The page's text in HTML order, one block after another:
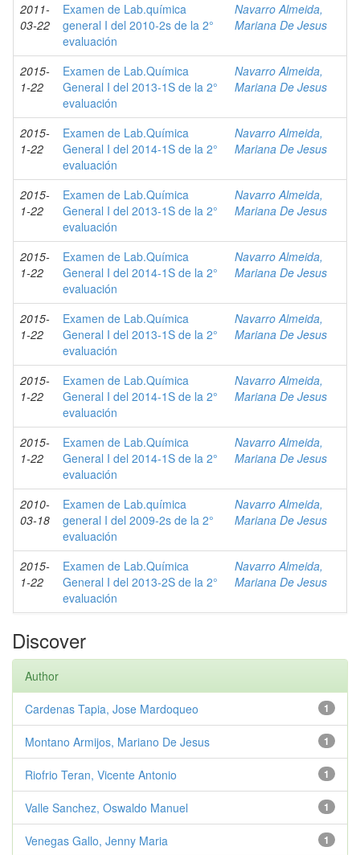
2011-
03-22
Examen de Lab.química
general I del 2010-2s de la 2°
evaluación
Navarro Almeida,
Mariana De Jesus
2015-
1-22
Examen de Lab.Química
General I del 2013-1S de la 2°
evaluación
Navarro Almeida,
Mariana De Jesus
2015-
1-22
Examen de Lab.Química
General I del 2014-1S de la 2°
evaluación
Navarro Almeida,
Mariana De Jesus
2015-
1-22
Examen de Lab.Química
General I del 2013-1S de la 2°
evaluación
Navarro Almeida,
Mariana De Jesus
2015-
1-22
Examen de Lab.Química
General I del 2014-1S de la 2°
evaluación
Navarro Almeida,
Mariana De Jesus
2015-
1-22
Examen de Lab.Química
General I del 2013-1S de la 2°
evaluación
Navarro Almeida,
Mariana De Jesus
2015-
1-22
Examen de Lab.Química
General I del 2014-1S de la 2°
evaluación
Navarro Almeida,
Mariana De Jesus
2015-
1-22
Examen de Lab.Química
General I del 2014-1S de la 2°
evaluación
Navarro Almeida,
Mariana De Jesus
2010-
03-18
Examen de Lab.química
general I del 2009-2s de la 2°
evaluación
Navarro Almeida,
Mariana De Jesus
2015-
1-22
Examen de Lab.Química
General I del 2013-2S de la 2°
evaluación
Navarro Almeida,
Mariana De Jesus
Discover
Author
1
Cardenas Tapia, Jose Mardoqueo
1
Montano Armijos, Mariano De Jesus
1
Riofrio Teran, Vicente Antonio
1
Valle Sanchez, Oswaldo Manuel
1
Venegas Gallo, Jenny Maria